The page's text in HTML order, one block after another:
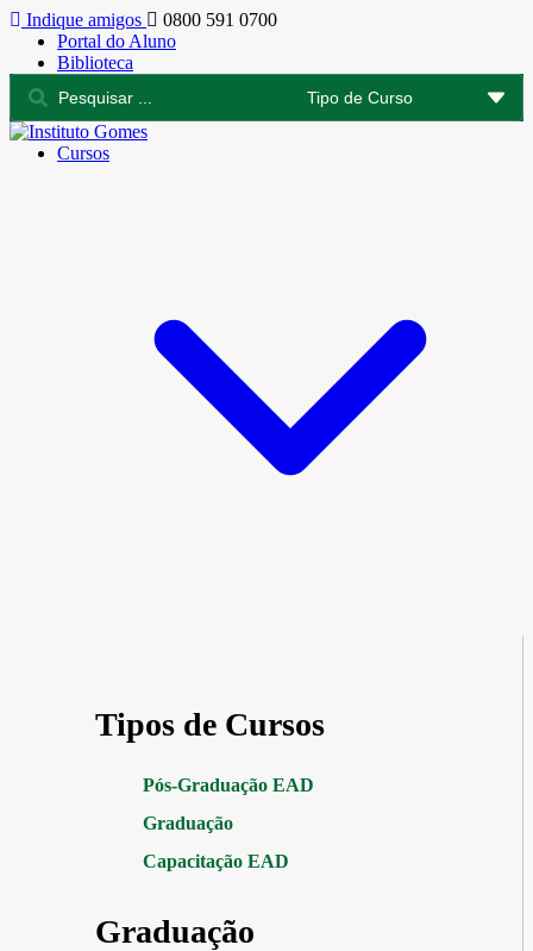
Indique amigos
0800 591 0700
Portal do Aluno
Biblioteca
Cursos
Tipos de Cursos
Pós-Graduação EAD
Graduação
Capacitação EAD
Graduação